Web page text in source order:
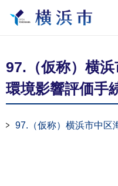
97.（仮称）横
環境影響評価手
97.（仮称）横浜市中